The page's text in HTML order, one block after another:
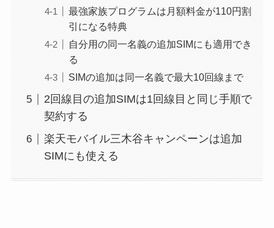
最強家族プログラムは月額料金が110円割
引になる特典
自分用の同一名義の追加SIMにも適用でき
る
SIMの追加は同一名義で最大10回線まで
2回線目の追加SIMは1回線目と同じ手順で
契約する
楽天モバイル三木谷キャンペーンは追加
SIMにも使える